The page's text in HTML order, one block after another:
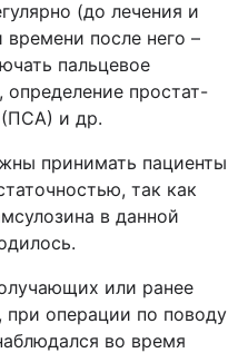
(до лечения и
после него –
пальцевое
определение простат-
(ПСА) и др.
принимать пациенты
так как
в данной
или ранее
операции по поводу
во время